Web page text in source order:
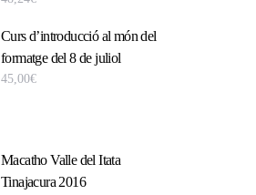
Curs d’introducció al món del
formatge del 8 de juliol
45,00€
Macatho Valle del Itata
Tinajacura 2016